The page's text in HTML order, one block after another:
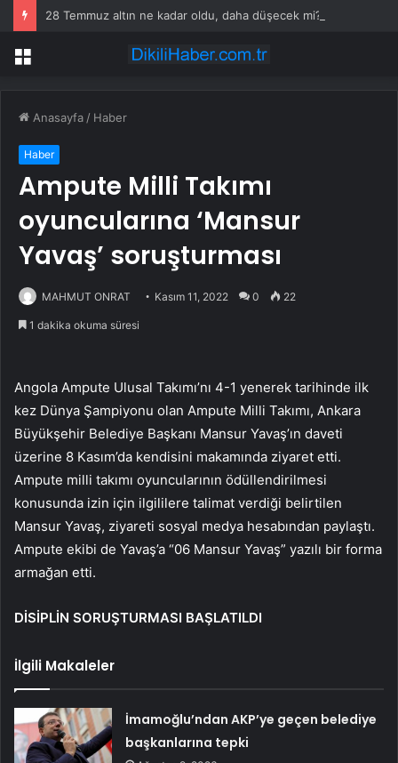
Menü
Anasayfa / Haber
Haber
Ampute Milli Takımı
oyuncularına ‘Mansur
Yavaş’ soruşturması
MAHMUT ONRAT Kasım 11, 2022 0 22
1 dakika okuma süresi
Angola Ampute Ulusal Takımı’nı 4-1 yenerek tarihinde ilk
kez Dünya Şampiyonu olan Ampute Milli Takımı, Ankara
Büyükşehir Belediye Başkanı Mansur Yavaş’ın daveti
üzerine 8 Kasım’da kendisini makamında ziyaret etti.
Ampute milli takımı oyuncularının ödüllendirilmesi
konusunda izin için ilgililere talimat verdiği belirtilen
Mansur Yavaş, ziyareti sosyal medya hesabından paylaştı.
Ampute ekibi de Yavaş’a “06 Mansur Yavaş” yazılı bir forma
armağan etti.
DİSİPLİN SORUŞTURMASI BAŞLATILDI
İlgili Makaleler
İmamoğlu’ndan AKP’ye geçen belediye
başkanlarına tepki